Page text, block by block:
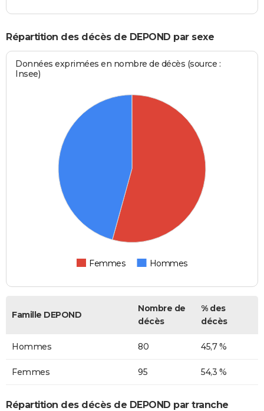
Répartition des décès de DEPOND par sexe
Données exprimées en nombre de décès (source :
Insee)
Femmes Hommes
Famille DEPOND
Nombre de
décès
% des
décès
Hommes 80 45,7 %
Femmes 95 54,3 %
Répartition des décès de DEPOND par tranche